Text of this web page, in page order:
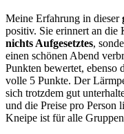
Meine Erfahrung in dieser
positiv. Sie erinnert an
nichts Aufgesetztes,
einen schönen Abend
Punkten bewertet, ebenso
volle 5 Punkte. Der
sich trotzdem gut
und die Preise pro Person
Kneipe ist für alle